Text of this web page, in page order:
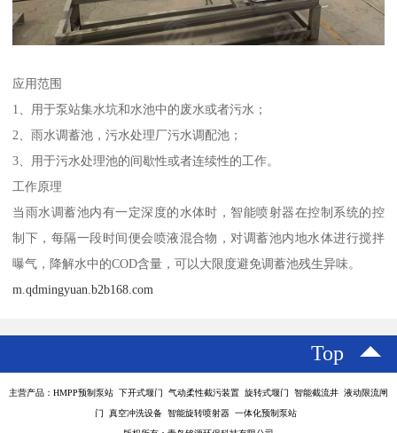
应用范围
1、用于泵站集水坑和水池中的废水或者污水；
2、雨水调蓄池，污水处理厂污水调配池；
3、用于污水处理池的间歇性或者连续性的工作。
工作原理
当雨水调蓄池内有一定深度的水体时，智能喷射器在控制系统的控
制下，每隔一段时间便会喷液混合物，对调蓄池内地水体进行搅拌
曝气，降解水中的COD含量，可以大限度避免调蓄池残生异味。
m.qdmingyuan.b2b168.com
Top
主营产品：HMPP预制泵站 下开式堰门 气动柔性截污装置 旋转式堰门 智能截流井 液动限流闸
门 真空冲洗设备 智能旋转喷射器 一体化预制泵站